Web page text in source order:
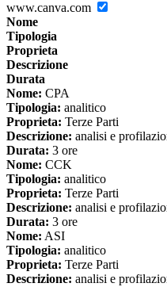
www.canva.com
Nome
Tipologia
Proprieta
Descrizione
Durata
Nome: CPA
Tipologia: analitico
Proprieta: Terze Parti
Descrizione: analisi e
Durata: 3 ore
Nome: CCK
Tipologia: analitico
Proprieta: Terze Parti
Descrizione: analisi e
Durata: 3 ore
Nome: ASI
Tipologia: analitico
Proprieta: Terze Parti
Descrizione: analisi e